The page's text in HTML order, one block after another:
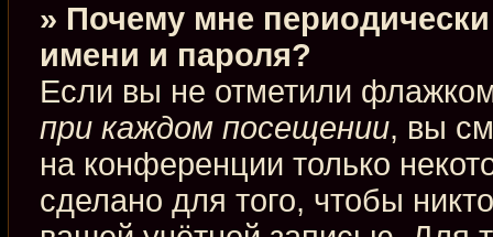
» Почему мне
имени и пароля?
Если вы не отметили
при каждом посещении, вы
на конференции только
сделано для того, чтобы